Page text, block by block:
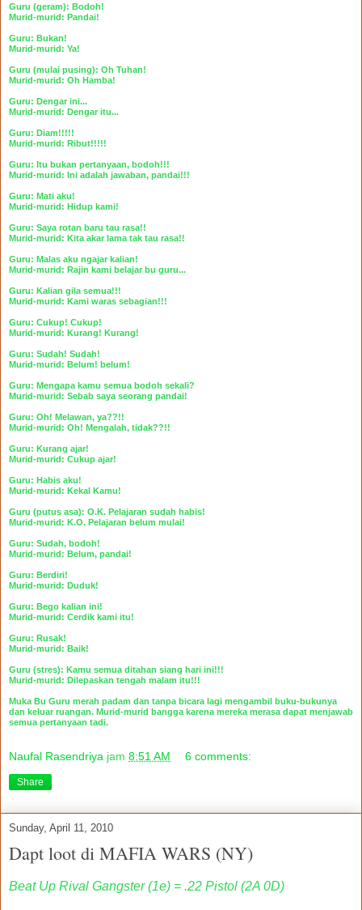
Guru (geram): Bodoh!
Murid-murid: Pandai!
Guru: Bukan!
Murid-murid: Ya!
Guru (mulai pusing): Oh Tuhan!
Murid-murid: Oh Hamba!
Guru: Dengar ini...
Murid-murid: Dengar itu...
Guru: Diam!!!!!
Murid-murid: Ribut!!!!!
Guru: Itu bukan pertanyaan, bodoh!!!
Murid-murid: Ini adalah jawaban, pandai!!!
Guru: Mati aku!
Murid-murid: Hidup kami!
Guru: Saya rotan baru tau rasa!!
Murid-murid: Kita akar lama tak tau rasa!!
Guru: Malas aku ngajar kalian!
Murid-murid: Rajin kami belajar bu guru...
Guru: Kalian gila semua!!!
Murid-murid: Kami waras sebagian!!!
Guru: Cukup! Cukup!
Murid-murid: Kurang! Kurang!
Guru: Sudah! Sudah!
Murid-murid: Belum! belum!
Guru: Mengapa kamu semua bodoh sekali?
Murid-murid: Sebab saya seorang pandai!
Guru: Oh! Melawan, ya??!!
Murid-murid: Oh! Mengalah, tidak??!!
Guru: Kurang ajar!
Murid-murid: Cukup ajar!
Guru: Habis aku!
Murid-murid: Kekal Kamu!
Guru (putus asa): O.K. Pelajaran sudah habis!
Murid-murid: K.O. Pelajaran belum mulai!
Guru: Sudah, bodoh!
Murid-murid: Belum, pandai!
Guru: Berdiri!
Murid-murid: Duduk!
Guru: Bego kalian ini!
Murid-murid: Cerdik kami itu!
Guru: Rusak!
Murid-murid: Baik!
Guru (stres): Kamu semua ditahan siang hari ini!!!
Murid-murid: Dilepaskan tengah malam itu!!!
Muka Bu Guru merah padam dan tanpa bicara lagi mengambil buku-bukunya
dan keluar ruangan. Murid-murid bangga karena mereka merasa dapat menjawab
semua pertanyaan tadi.
Naufal Rasendriya jam 8:51 AM 6 comments:
Share
Sunday, April 11, 2010
Dapt loot di MAFIA WARS (NY)
Beat Up Rival Gangster (1e) = .22 Pistol (2A 0D)